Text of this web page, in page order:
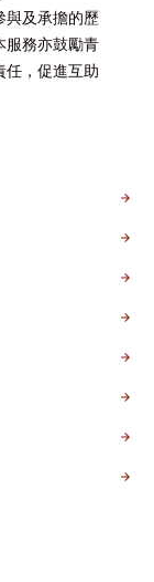
與及承擔的歷
服務亦鼓勵青
任，促進互助